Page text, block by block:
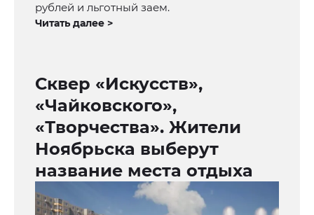
рублей и льготный заем.
Читать далее >
Сквер «Искусств»,
«Чайковского»,
«Творчества». Жители
Ноябрьска выберут
название места отдыха